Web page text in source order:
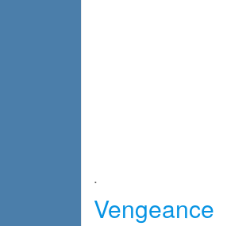
.
Vengeance